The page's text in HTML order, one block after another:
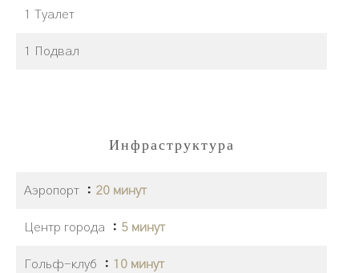
1 Туалет
1 Подвал
Инфраструктура
Аэропорт 20 минут
Центр города 5 минут
Гольф-клуб 10 минут